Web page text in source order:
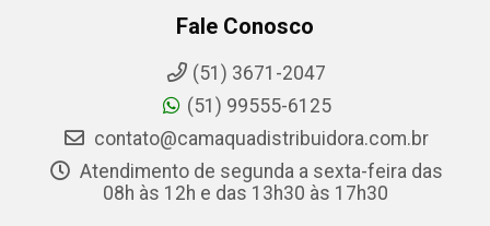
Fale Conosco
(51) 3671-2047
(51) 99555-6125
contato@camaquadistribuidora.com.br
Atendimento de segunda a sexta-feira das
08h às 12h e das 13h30 às 17h30